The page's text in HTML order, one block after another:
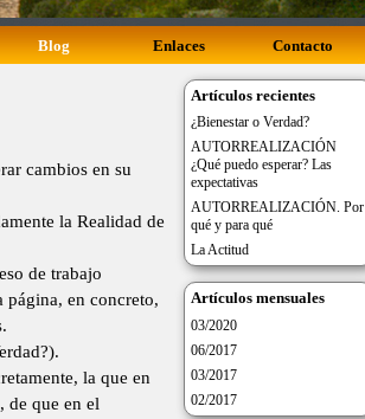
Blog Enlaces Contacto
cambios en su
la Realidad de
de trabajo
página, en concreto,
la que en
de que en el
Artículos recientes
¿Bienestar o Verdad?
AUTORREALIZACIÓN
¿Qué puedo esperar? Las
expectativas
AUTORREALIZACIÓN. Por
qué y para qué
La Actitud
Artículos mensuales
03/2020
06/2017
03/2017
02/2017